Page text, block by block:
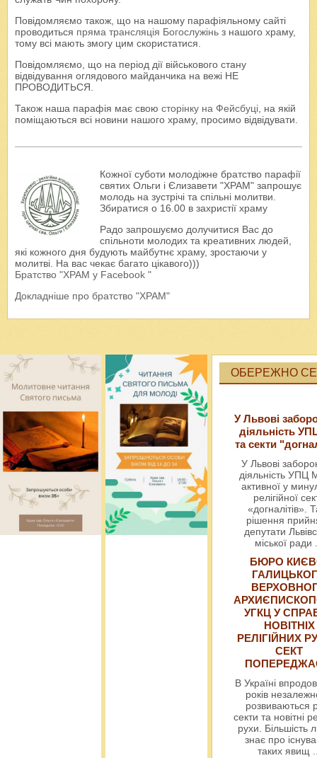
Повідомляємо також, що на нашому парафіяльному сайті
проводиться пряма трансляція Богослужінь з нашого храму,
тому всі мають змогу цим скористатися.
Повідомляємо, що на період дії військового стану
відвідування оглядового майданчика на вежі НЕ
ПРОВОДИТЬСЯ.
Також наша парафія має свою сторінку на Фейсбуці, на якій
поміщаються всі новини нашого храму, просимо відвідувати.
Кожної суботи молодіжне братство парафії
святих Ольги і Єлизавети "ХРАМ" запрошує
молодь на зустрічі та спільні молитви.
Збиратися о 16.00 в захристії храму
Радо запрошуємо долучитися Вас до
спільноти молодих та креативних людей,
які кожного дня будують майбутнє храму, зростаючи у
молитві. На вас чекає багато цікавого)))
Братство "ХРАМ у Facebook "
Докладніше про братство "ХРАМ"
ОБЕРЕЖНО
У Львові
діяльність
та секти
У Львові
діяльність УПЦ
активної у
релігійної
«догналітів».
рішення
депутати
міської ради
БЮРО
УГКЦ У
НОВІТНІХ
РЕЛІГІЙНИХ
СЕКТ
В Україні
років
розвиваються
секти та новітні
рухи. Більшість
знає про
таких явищ